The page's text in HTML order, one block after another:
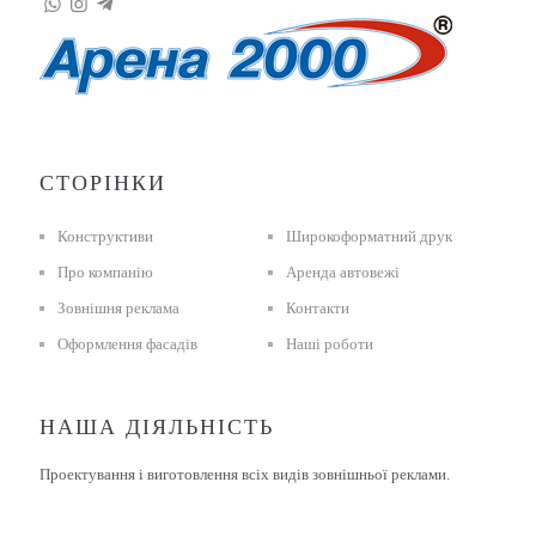
СТОРІНКИ
Конструктиви
Про компанію
Зовнішня реклама
Оформлення фасадів
Широкоформатний друк
Аренда автовежі
Контакти
Наші роботи
НАША ДІЯЛЬНІСТЬ
Проектування і виготовлення всіх видів зовнішньої реклами.